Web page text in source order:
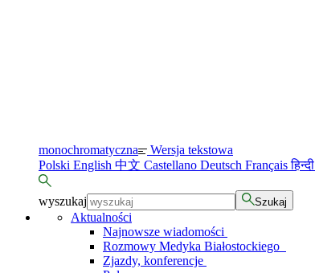
monochromatyczna Wersja tekstowa
Polski English 中文 Castellano Deutsch Françaisहिन्दी
wyszukaj Szukaj
Aktualności
Najnowsze wiadomości
Rozmowy Medyka Białostockiego
Zjazdy, konferencje